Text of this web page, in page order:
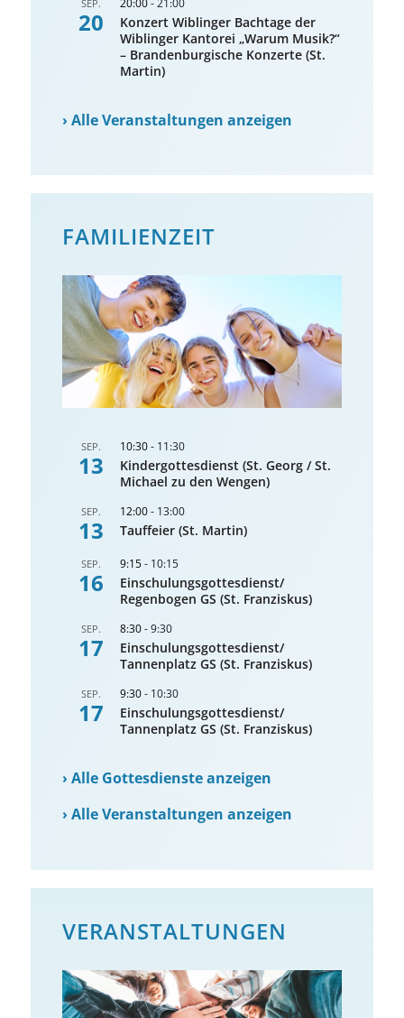
SEP.
20
Konzert Wiblinger Bachtage der
Wiblinger Kantorei „Warum Musik?“
– Brandenburgische Konzerte (St.
Martin)
›Alle Veranstaltungen anzeigen
FAMILIENZEIT
SEP.
13
10:30- 11:30
Kindergottesdienst (St. Georg / St.
Michael zu den Wengen)
SEP.
13
12:00- 13:00
Tauffeier (St. Martin)
SEP.
16
9:15- 10:15
Einschulungsgottesdienst/
Regenbogen GS (St. Franziskus)
SEP.
17
8:30-9:30
Einschulungsgottesdienst/
Tannenplatz GS (St. Franziskus)
SEP.
17
9:30- 10:30
Einschulungsgottesdienst/
Tannenplatz GS (St. Franziskus)
›Alle Gottesdienste anzeigen
›Alle Veranstaltungen anzeigen
VERANSTALTUNGEN